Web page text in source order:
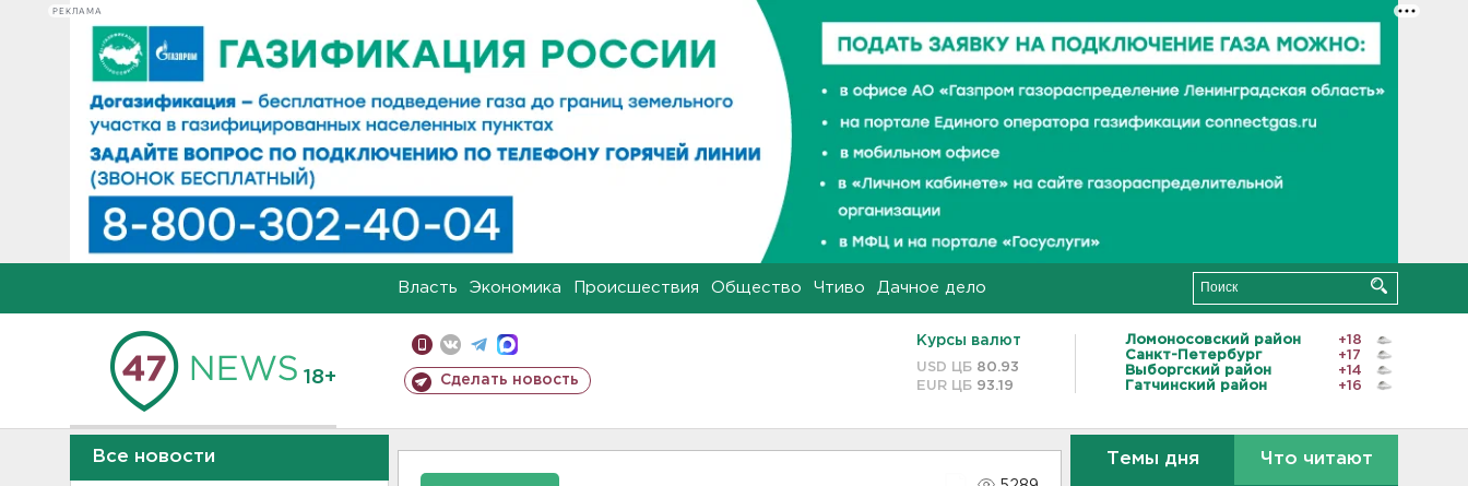
РЕКЛАМА
Власть Экономика Происшествия Общество Чтиво Дачное дело
18+ Сделать новость
Курсы валют
USD ЦБ 80.93
EUR ЦБ 93.19
Ломоносовский район
+18
Санкт-Петербург
+17
Выборгский район
+14
Гатчинский район
+16
Все новости Темы дня Что читают